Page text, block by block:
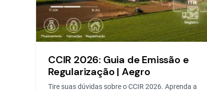
CCIR 2026: Guia de Emissão e
Regularização | Aegro
Tire suas dúvidas sobre o CCIR 2026. Aprenda a